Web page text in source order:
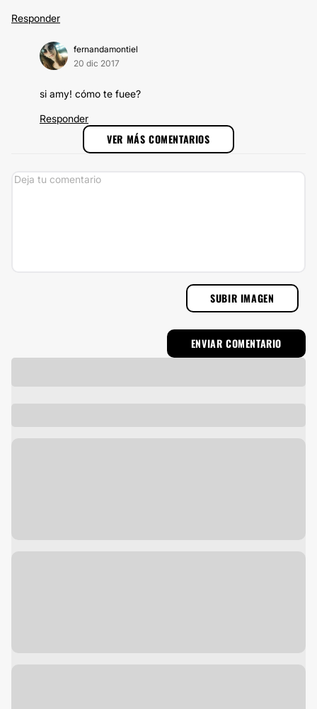
Responder
fernandamontiel
20 dic 2017
si amy! cómo te fuee?
Responder
VER MÁS COMENTARIOS
SUBIR IMAGEN